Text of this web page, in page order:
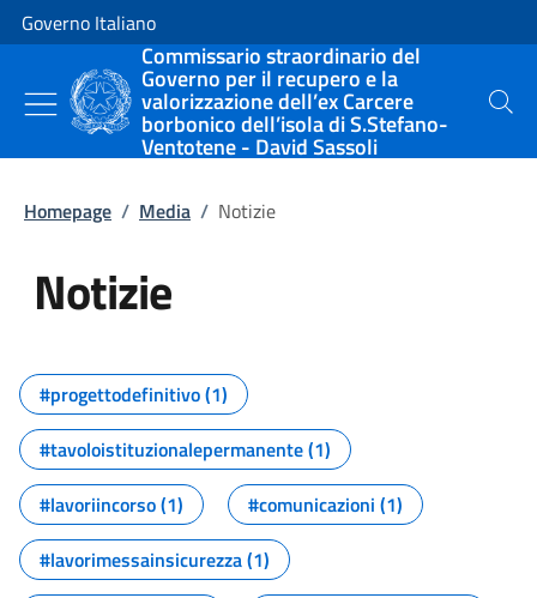
Vai al contenuto
Vai alla navigazione del sito
Governo Italiano
Commissario straordinario del
Governo per il recupero e la
valorizzazione dell’ex Carcere
borbonico dell’isola di S.Stefano-
Ventotene - David Sassoli
Cerca
Homepage / Media / Notizie
Notizie
Tutti i contenuti della pagina
#progettodefinitivo (1)
#tavoloistituzionalepermanente (1)
#lavoriincorso (1)
#comunicazioni (1)
#lavorimessainsicurezza (1)